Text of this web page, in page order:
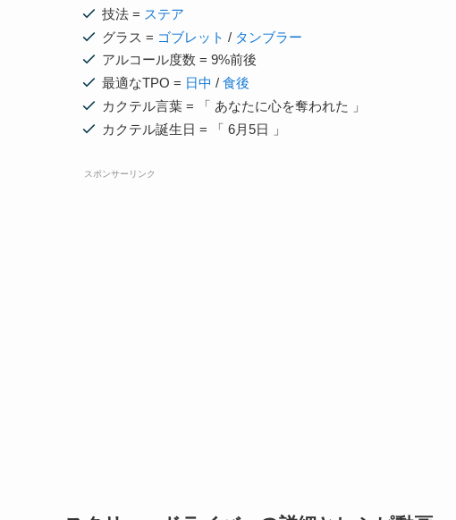
技法 = ステア
グラス = ゴブレット / タンブラー
アルコール度数 = 9%前後
最適なTPO = 日中 /食後
カクテル言葉 = 「 あなたに心を奪われた 」
カクテル誕生日 = 「 6月5日 」
スポンサーリンク